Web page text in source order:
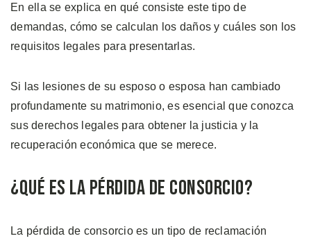
En ella se explica en qué consiste este tipo de
demandas, cómo se calculan los daños y cuáles son los
requisitos legales para presentarlas.
Si las lesiones de su esposo o esposa han cambiado
profundamente su matrimonio, es esencial que conozca
sus derechos legales para obtener la justicia y la
recuperación económica que se merece.
¿Qué es la Pérdida de Consorcio?
La pérdida de consorcio es un tipo de reclamación